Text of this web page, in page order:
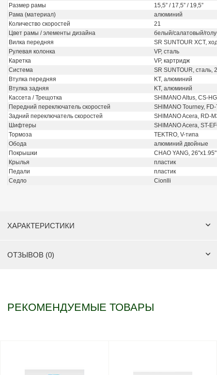
Размер рамы
15,5” / 17,5” / 19,5”
Рама (материал)
алюминий
Количество скоростей
21
Цвет рамы / элементы дизайна
белый/салатовый/
Вилка передняя
SR SUNTOUR XCT,
Рулевая колонка
VP, сталь
Каретка
VP, картридж
Система
SR SUNTOUR, сталь,
Втулка передняя
KT, алюминий
Втулка задняя
KT, алюминий
Кассета / Трещотка
SHIMANO Altus, CS-
Передний переключатель скоростей
SHIMANO Tourney,
Задний переключатель скоростей
SHIMANO Acera, RD-
Шифтеры
SHIMANO Acera, ST-
Тормоза
TEKTRO, V-типа
Обода
алюминий двойные
Покрышки
CHAO YANG, 26"x1.95"
Крылья
пластик
Педали
пластик
Седло
Cionlli
ХАРАКТЕРИСТИКИ
ОТЗЫВОВ (0)
РЕКОМЕНДУЕМЫЕ ТОВАРЫ